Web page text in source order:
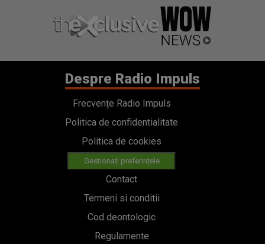
Despre Radio Impuls
Frecvențe Radio Impuls
Politica de confidentialitate
Politica de cookies
Gestionați preferințele
Contact
Termeni si conditii
Cod deontologic
Regulamente